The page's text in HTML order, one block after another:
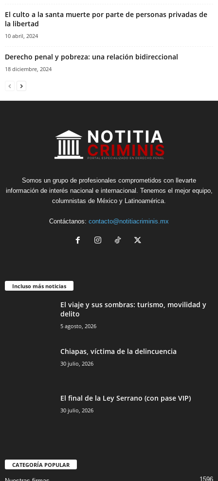
El culto a la santa muerte por parte de personas privadas de
la libertad
10 abril, 2024
Derecho penal y pobreza: una relación bidireccional
18 diciembre, 2024
Somos un grupo de profesionales comprometidos con llevarte
información de interés nacional e internacional. Tenemos el mejor equipo,
columnistas de México y Latinoamérica.
Contáctanos: contacto@notitiacriminis.mx
Incluso más noticias
El viaje y sus sombras: turismo, movilidad y
delito
5 agosto, 2026
Chiapas, víctima de la delincuencia
30 julio, 2026
El final de la Ley Serrano (con pase VIP)
30 julio, 2026
CATEGORÍA POPULAR
1596